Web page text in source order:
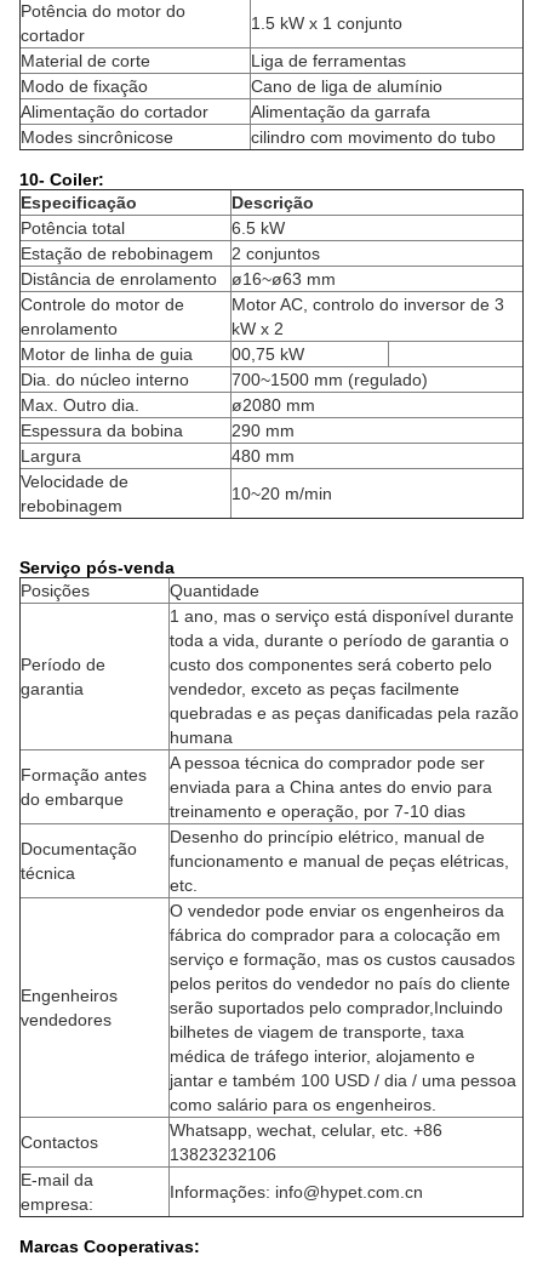
Potência do motor do
cortador
1.5 kW x 1 conjunto
Material de corte
Liga de ferramentas
Modo de fixação
Cano de liga de alumínio
Alimentação do cortador
Alimentação da garrafa
Modes sincrônicose cilindro com movimento do tubo
10- Coiler:
Especificação
Descrição
Potência total
6.5 kW
Estação de rebobinagem
2 conjuntos
Distância de enrolamento
ø16~ø63 mm
Controle do motor de
enrolamento
Motor AC, controlo do inversor de 3
kW x 2
Motor de linha de guia
00,75 kW
Dia. do núcleo interno
700~1500 mm (regulado)
Max. Outro dia.
ø2080 mm
Espessura da bobina
290 mm
Largura
480 mm
Velocidade de
rebobinagem
10~20 m/min
Serviço pós-venda
Posições
Quantidade
Período de
garantia
1 ano, mas o serviço está disponível durante
toda a vida, durante o período de garantia o
custo dos componentes será coberto pelo
vendedor, exceto as peças facilmente
quebradas e as peças danificadas pela razão
humana
Formação antes
do embarque
A pessoa técnica do comprador pode ser
enviada para a China antes do envio para
treinamento e operação, por 7-10 dias
Documentação
técnica
Desenho do princípio elétrico, manual de
funcionamento e manual de peças elétricas,
etc.
Engenheiros
vendedores
O vendedor pode enviar os engenheiros da
fábrica do comprador para a colocação em
serviço e formação, mas os custos causados
pelos peritos do vendedor no país do cliente
serão suportados pelo comprador,Incluindo
bilhetes de viagem de transporte, taxa
médica de tráfego interior, alojamento e
jantar e também 100 USD / dia / uma pessoa
como salário para os engenheiros.
Contactos
Whatsapp, wechat, celular, etc. +86
13823232106
E-mail da
empresa:
Informações: info@hypet.com.cn
Marcas Cooperativas: